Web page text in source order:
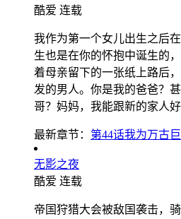
酷爱 连载
我作为第一个女儿出生之后
生也是在你的怀抱中诞生的
着母亲留下的一张纸上路后
发的男人。你是我的爸爸？
哥？妈妈，我能跟新的家人
最新章节： 第44话我为万古
无影之夜
酷爱 连载
帝国狩猎大会被敌国袭击，